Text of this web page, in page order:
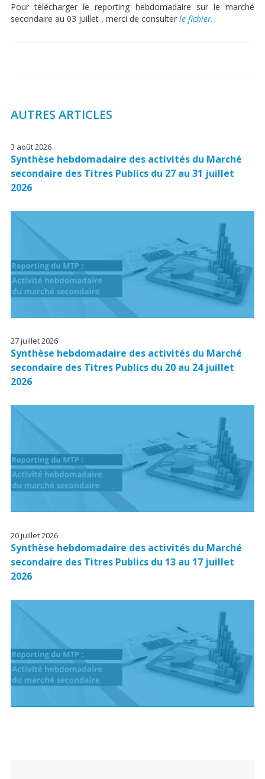
Pour télécharger le reporting hebdomadaire sur le marché
secondaire au 03 juillet , merci de consulter le fichier.
AUTRES ARTICLES
3 août 2026
Synthèse hebdomadaire des activités du Marché
secondaire des Titres Publics du 27 au 31 juillet
2026
27 juillet 2026
Synthèse hebdomadaire des activités du Marché
secondaire des Titres Publics du 20 au 24 juillet
2026
20 juillet 2026
Synthèse hebdomadaire des activités du Marché
secondaire des Titres Publics du 13 au 17 juillet
2026